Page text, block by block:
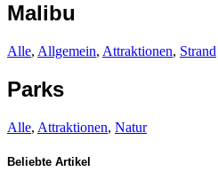
Malibu
Alle, Allgemein, Attraktionen, Strand
Parks
Alle, Attraktionen, Natur
Beliebte Artikel